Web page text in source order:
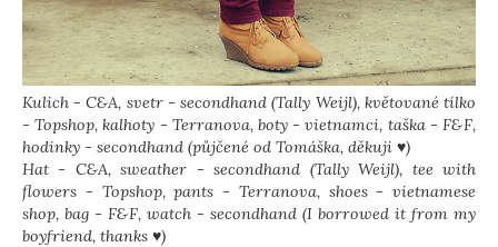
Kulich - C&A, svetr - secondhand (Tally Weijl), květované tílko
- Topshop, kalhoty - Terranova, boty - vietnamci, taška - F&F,
hodinky - secondhand (půjčené od Tomáška, děkuji ♥)
Hat - C&A, sweather - secondhand (Tally Weijl), tee with
flowers - Topshop, pants - Terranova, shoes - vietnamese
shop, bag - F&F, watch - secondhand (I borrowed it from my
boyfriend, thanks ♥)